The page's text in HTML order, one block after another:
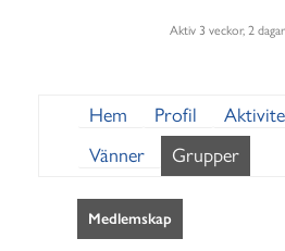
Aktiv 3 veckor, 2
Hem Profil
Vänner
Grupper
Medlemskap